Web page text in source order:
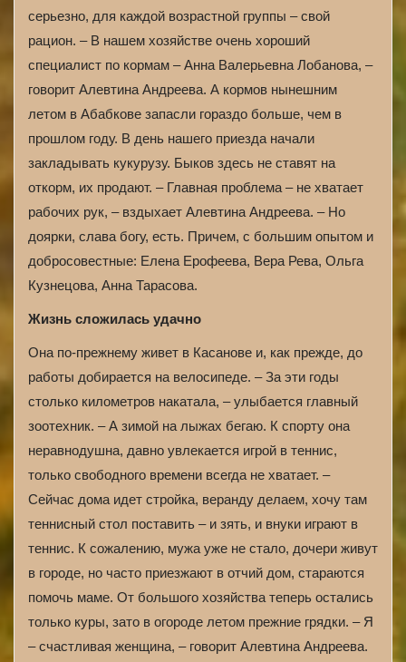
серьезно, для каждой возрастной группы – свой
рацион. – В нашем хозяйстве очень хороший
специалист по кормам – Анна Валерьевна Лобанова, –
говорит Алевтина Андреева. А кормов нынешним
летом в Абабкове запасли гораздо больше, чем в
прошлом году. В день нашего приезда начали
закладывать кукурузу. Быков здесь не ставят на
откорм, их продают. – Главная проблема – не хватает
рабочих рук, – вздыхает Алевтина Андреева. – Но
доярки, слава богу, есть. Причем, с большим опытом и
добросовестные: Елена Ерофеева, Вера Рева, Ольга
Кузнецова, Анна Тарасова.
Жизнь сложилась удачно
Она по-прежнему живет в Касанове и, как прежде, до
работы добирается на велосипеде. – За эти годы
столько километров накатала, – улыбается главный
зоотехник. – А зимой на лыжах бегаю. К спорту она
неравнодушна, давно увлекается игрой в теннис,
только свободного времени всегда не хватает. –
Сейчас дома идет стройка, веранду делаем, хочу там
теннисный стол поставить – и зять, и внуки играют в
теннис. К сожалению, мужа уже не стало, дочери живут
в городе, но часто приезжают в отчий дом, стараются
помочь маме. От большого хозяйства теперь остались
только куры, зато в огороде летом прежние грядки. – Я
– счастливая женщина, – говорит Алевтина Андреева.